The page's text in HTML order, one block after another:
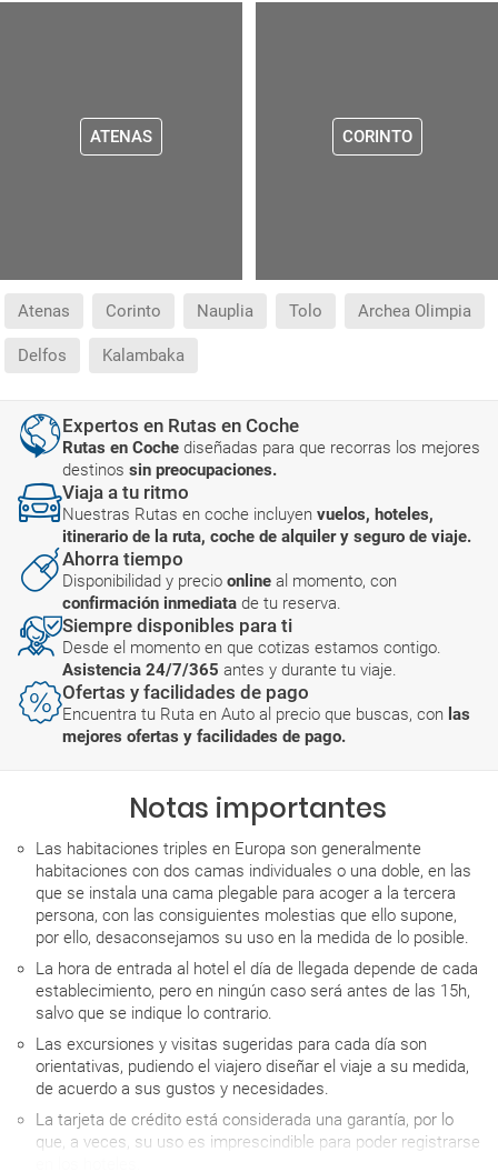
ATENAS CORINTO
Atenas Corinto Nauplia Tolo Archea Olimpia
Delfos Kalambaka
Expertos en Rutas en Coche
Rutas en Coche diseñadas para que recorras los mejores
destinos sin preocupaciones.
Viaja a tu ritmo
Nuestras Rutas en coche incluyen vuelos, hoteles,
itinerario de la ruta, coche de alquiler y seguro de viaje.
Ahorra tiempo
Disponibilidad y precio online al momento, con
confirmación inmediata de tu reserva.
Siempre disponibles para ti
Desde el momento en que cotizas estamos contigo.
Asistencia 24/7/365 antes y durante tu viaje.
Ofertas y facilidades de pago
Encuentra tu Ruta en Auto al precio que buscas, con las
mejores ofertas y facilidades de pago.
Notas importantes
Las habitaciones triples en Europa son generalmente
habitaciones con dos camas individuales o una doble, en las
que se instala una cama plegable para acoger a la tercera
persona, con las consiguientes molestias que ello supone,
por ello, desaconsejamos su uso en la medida de lo posible.
La hora de entrada al hotel el día de llegada depende de cada
establecimiento, pero en ningún caso será antes de las 15h,
salvo que se indique lo contrario.
Las excursiones y visitas sugeridas para cada día son
orientativas, pudiendo el viajero diseñar el viaje a su medida,
de acuerdo a sus gustos y necesidades.
La tarjeta de crédito está considerada una garantía, por lo
que, a veces, su uso es imprescindible para poder registrarse